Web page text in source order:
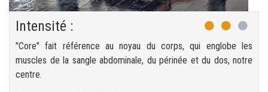
Intensité :
"Core" fait référence au noyau du corps, qui englobe les
muscles de la sangle abdominale, du périnée et du dos, notre
centre.